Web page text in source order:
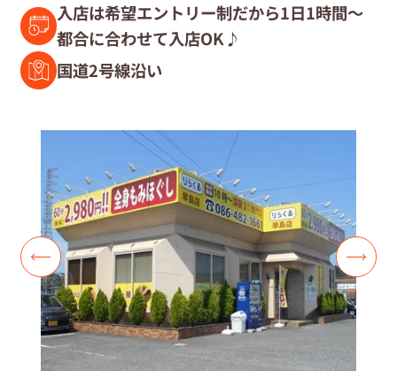
復職セラピスト募集
コラム一覧
よくあるご質問
入店は希望エントリー制だから1日1時間～
都合に合わせて入店OK♪
国道2号線沿い